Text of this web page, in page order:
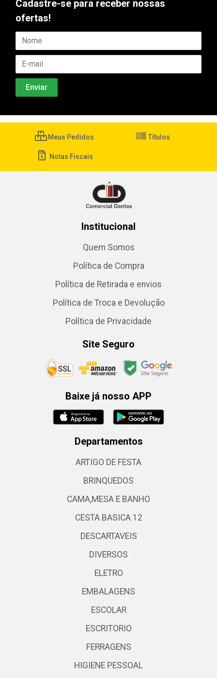
Cadastre-se para receber nossas
ofertas!
Meus Pedidos Títulos
Notas Fiscais
Institucional
Quem Somos
Política de Compra
Política de Retirada e envios
Política de Troca e Devolução
Política de Privacidade
Site Seguro
Baixe já nosso APP
Departamentos
ARTIGO DE FESTA
BRINQUEDOS
CAMA,MESA E BANHO
CESTA BASICA 12
DESCARTAVEIS
DIVERSOS
ELETRO
EMBALAGENS
ESCOLAR
ESCRITORIO
FERRAGENS
HIGIENE PESSOAL